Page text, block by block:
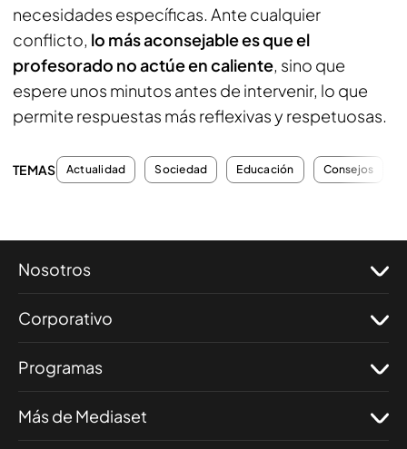
necesidades específicas. Ante cualquier
conflicto, lo más aconsejable es que el
profesorado no actúe en caliente, sino que
espere unos minutos antes de intervenir, lo que
permite respuestas más reflexivas y respetuosas.
TEMAS Actualidad Sociedad Educación Consejos
Nosotros
Corporativo
Programas
Más de Mediaset